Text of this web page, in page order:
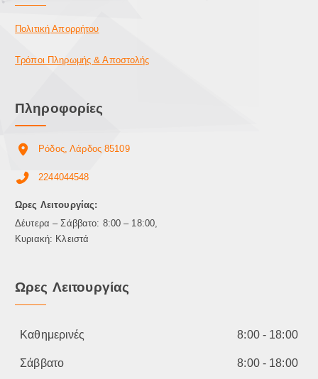
Πολιτική Απορρήτου
Τρόποι Πληρωμής & Αποστολής
Πληροφορίες
Ρόδος, Λάρδος 85109
2244044548
Ωρες Λειτουργίας:
Δέυτερα – Σάββατο: 8:00 – 18:00,
Κυριακή: Κλειστά
Ωρες Λειτουργίας
Καθημερινές 8:00 - 18:00
Σάββατο 8:00 - 18:00